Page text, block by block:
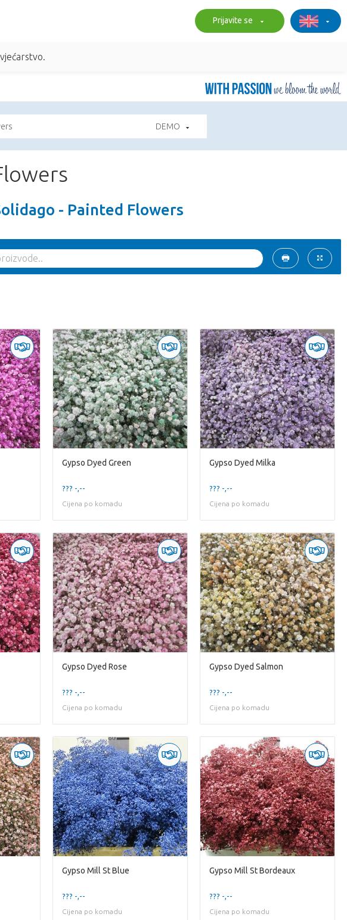
Prijavite se
DEMO
- Painted Flowers
Gypso Dyed Green
??? -,--
Cijena po komadu
Gypso Dyed Milka
??? -,--
Cijena po komadu
Gypso Dyed Rose
??? -,--
Cijena po komadu
Gypso Dyed Salmon
??? -,--
Cijena po komadu
Gypso Mill St Blue
??? -,--
Cijena po komadu
Gypso Mill St Bordeaux
??? -,--
Cijena po komadu